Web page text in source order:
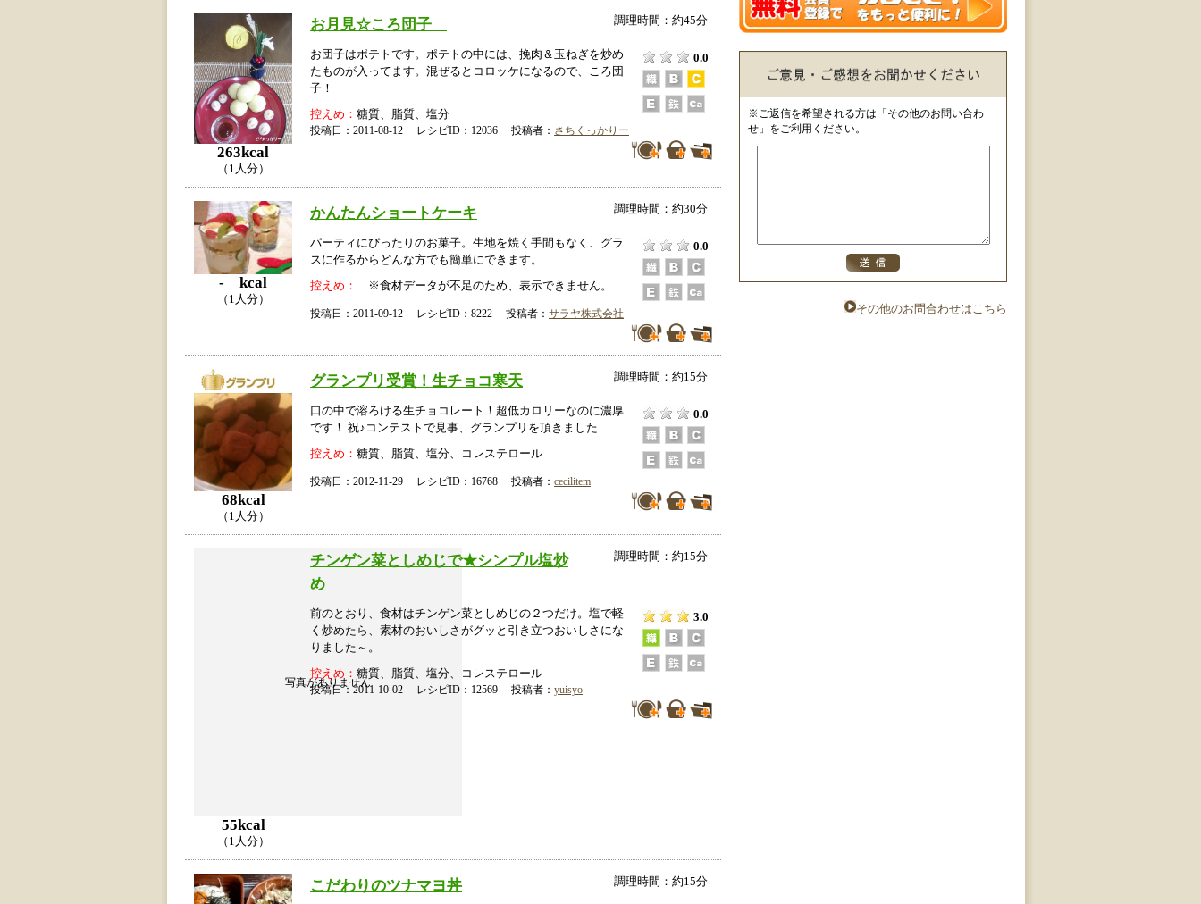
263kcal
（1人分）
お月見☆ころ団子 調理時間：約45分
お団子はポテトです。ポテトの中には、挽肉＆玉ねぎを炒め
たものが入ってます。混ぜるとコロッケになるので、ころ団
子！
0.0
控えめ： 糖質、脂質、塩分
投稿日：2011-08-12 レシピID：12036 投稿者： さちくっかりー
- kcal
（1人分）
かんたんショートケーキ 調理時間：約30分
パーティにぴったりのお菓子。生地を焼く手間もなく、グラ
スに作るからどんな方でも簡単にできます。
0.0
控えめ： ※食材データが不足のため、表示できません。
投稿日：2011-09-12 レシピID：8222 投稿者： サラヤ株式会社
68kcal
（1人分）
グランプリ受賞！生チョコ寒天 調理時間：約15分
口の中で溶ろける生チョコレート！超低カロリーなのに濃厚
です！ 祝♪コンテストで見事、グランプリを頂きました
0.0
控えめ： 糖質、脂質、塩分、コレステロール
投稿日：2012-11-29 レシピID：16768 投稿者： cecilitem
写真がありません
55kcal
（1人分）
チンゲン菜としめじで★シンプル塩炒
め
調理時間：約15分
前のとおり、食材はチンゲン菜としめじの２つだけ。塩で軽
く炒めたら、素材のおいしさがグッと引き立つおいしさにな
りました～。
3.0
控えめ： 糖質、脂質、塩分、コレステロール
投稿日：2011-10-02 レシピID：12569 投稿者： yuisyo
こだわりのツナマヨ丼 調理時間：約15分
※ご返信を希望される方は「その他のお問い合わ
せ」をご利用ください。
その他のお問合わせはこちら